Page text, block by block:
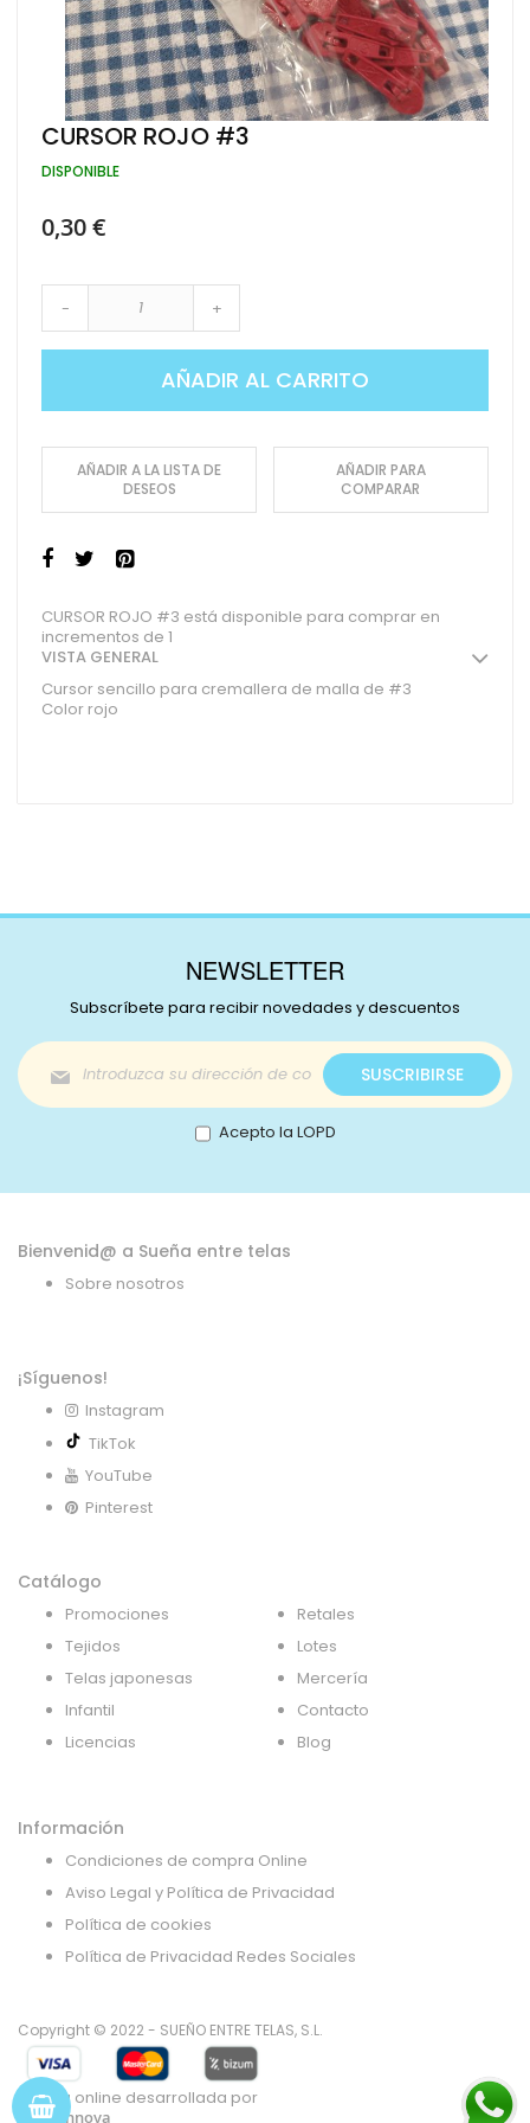
Saltar
al
comienzo
galería
CURSOR ROJO #3
DISPONIBLE
0,30 €
- +
AÑADIR AL CARRITO
AÑADIR A LA LISTA DE
DESEOS
AÑADIR PARA
COMPARAR
CURSOR ROJO #3 está disponible para comprar en
incrementos de 1
VISTA GENERAL
Cursor sencillo para cremallera de malla de #3
Color rojo
NEWSLETTER
Subscríbete para recibir novedades y descuentos
Inscríbase
a
nuestro
boletín
de
SUSCRIBIRSE
Acepto la LOPD
Bienvenid@ a Sueña entre telas
Sobre nosotros
¡Síguenos!
Instagram
TikTok
YouTube
Pinterest
Catálogo
Promociones
Tejidos
Telas japonesas
Infantil
Licencias
Retales
Lotes
Mercería
Contacto
Blog
Información
Condiciones de compra Online
Aviso Legal y Política de Privacidad
Política de cookies
Política de Privacidad Redes Sociales
Copyright © 2022 - SUEÑO ENTRE TELAS, S.L.
Tienda online desarrollada por
Gsoft Innova